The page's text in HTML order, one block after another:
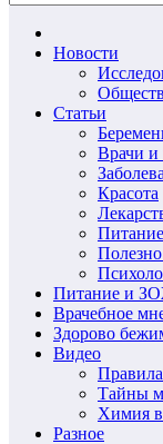
Новости
Статьи
Врачи и
Красота
Полезно
Питание и
Врачебное
Здорово
Видео
Тайны
Химия
Разное